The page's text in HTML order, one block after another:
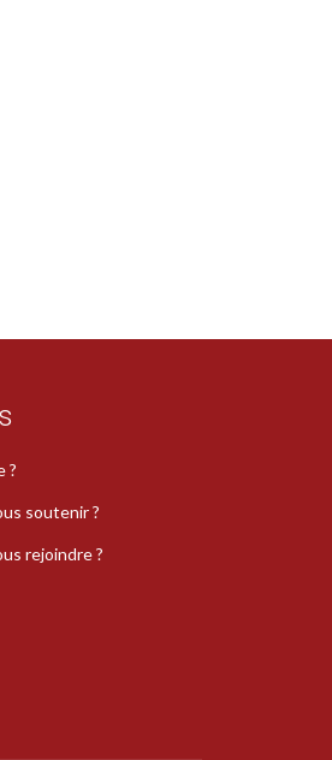
?
soutenir ?
rejoindre ?